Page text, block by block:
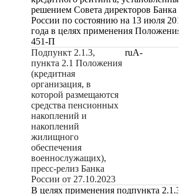
решением Совета директоров Банка
России по состоянию на 13 июля
года в целях применения
451-П
Подпункт 2.1.3,
пункта 2.1 Положения
(кредитная
организация, в
которой размещаются
средства пенсионных
накоплений и
накоплений
жилищного
обеспечения
военнослужащих),
пресс-релиз Банка
России от 27.10.2023
ruA-
В целях применения подпункта 2.1.3